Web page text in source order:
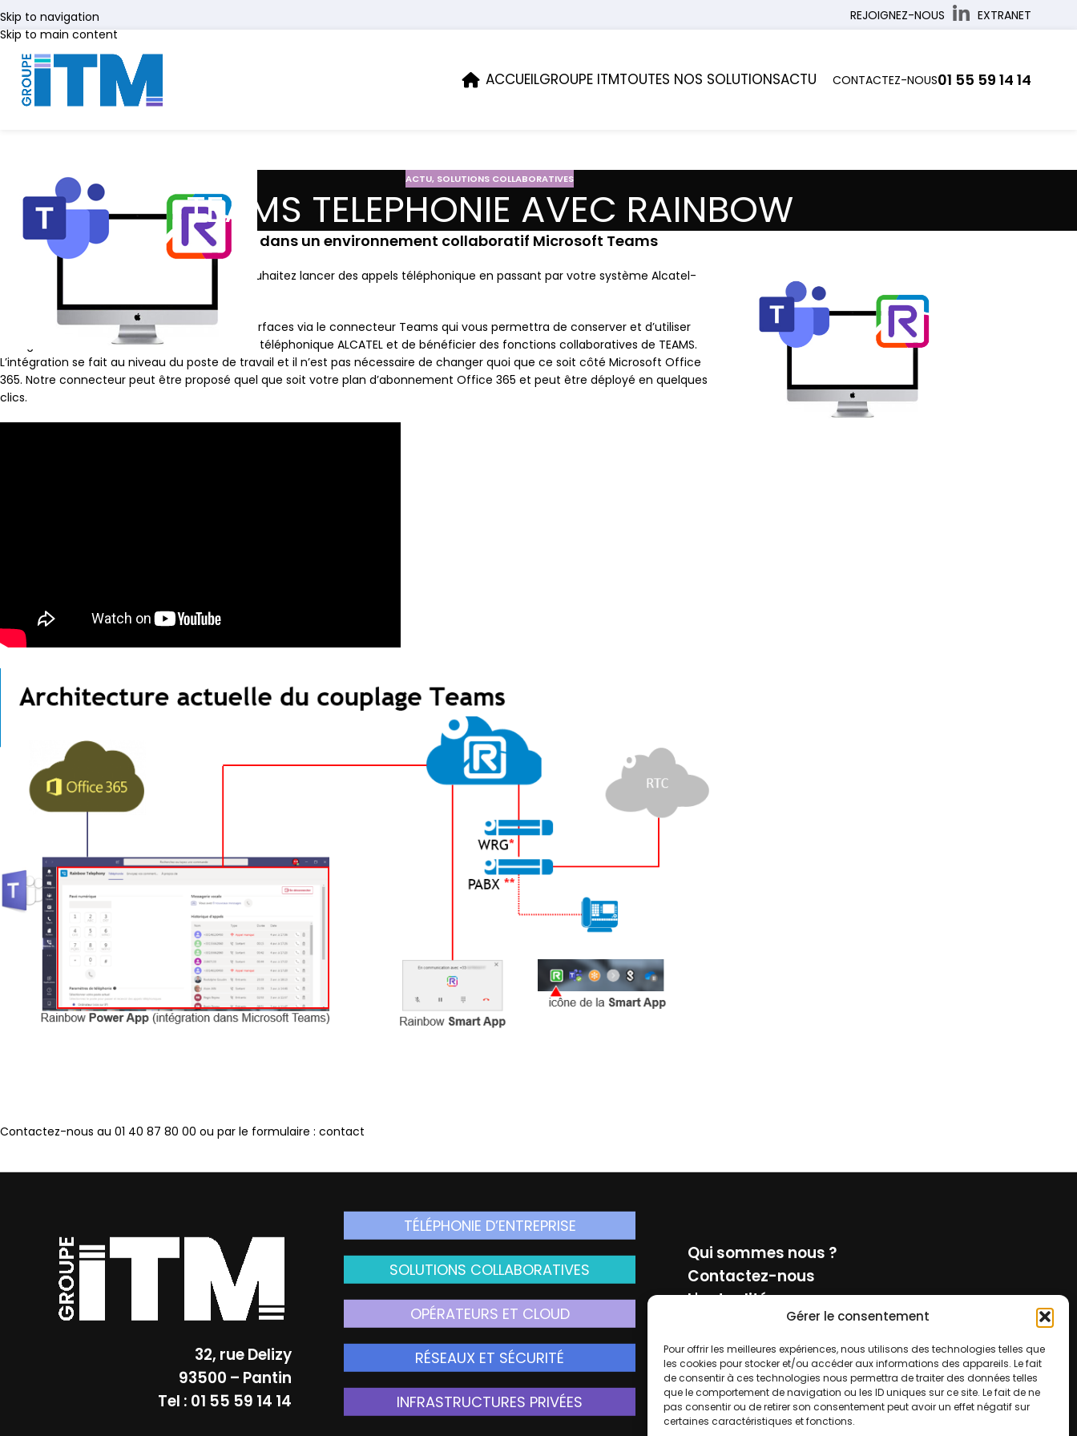
Gérer le consentement
Pour offrir les meilleures expériences, nous utilisons des technologies telles que
les cookies pour stocker et/ou accéder aux informations des appareils. Le fait
de consentir à ces technologies nous permettra de traiter des données telles
que le comportement de navigation ou les ID uniques sur ce site. Le fait de ne
pas consentir ou de retirer son consentement peut avoir un effet négatif sur
certaines caractéristiques et fonctions.
Skip to navigation
Skip to main content
REJOIGNEZ-NOUS EXTRANET
ACCUEILGROUPE ITMTOUTES NOS SOLUTIONSACTU CONTACTEZ-NOUS01 55 59 14 14
ACTU, SOLUTIONS COLLABORATIVES
TEAMS TELEPHONIE AVEC RAINBOW
Intégration de la solution Rainbow dans un environnement collaboratif Microsoft Teams
Vous utilisez la solution Microsoft TEAMS et souhaitez lancer des appels téléphonique en passant par votre système Alcatel-
Vous pourrez désormais coupler vos deux interfaces via le connecteur Teams qui vous permettra de conserver et d’utiliser
l’intégralité des fonctions de votre installation téléphonique ALCATEL et de bénéficier des fonctions collaboratives de TEAMS.
L’intégration se fait au niveau du poste de travail et il n’est pas nécessaire de changer quoi que ce soit côté Microsoft Office
365. Notre connecteur peut être proposé quel que soit votre plan d’abonnement Office 365 et peut être déployé en quelques
clics.
Contactez-nous au 01 40 87 80 00 ou par le formulaire : contact
32, rue Delizy
93500 – Pantin
Tel : 01 55 59 14 14
TÉLÉPHONIE D’ENTREPRISE
SOLUTIONS COLLABORATIVES
OPÉRATEURS ET CLOUD
RÉSEAUX ET SÉCURITÉ
INFRASTRUCTURES PRIVÉES
Qui sommes nous ?
Contactez-nous
L'actualité
Mentions Légales
Rejoignez-nous